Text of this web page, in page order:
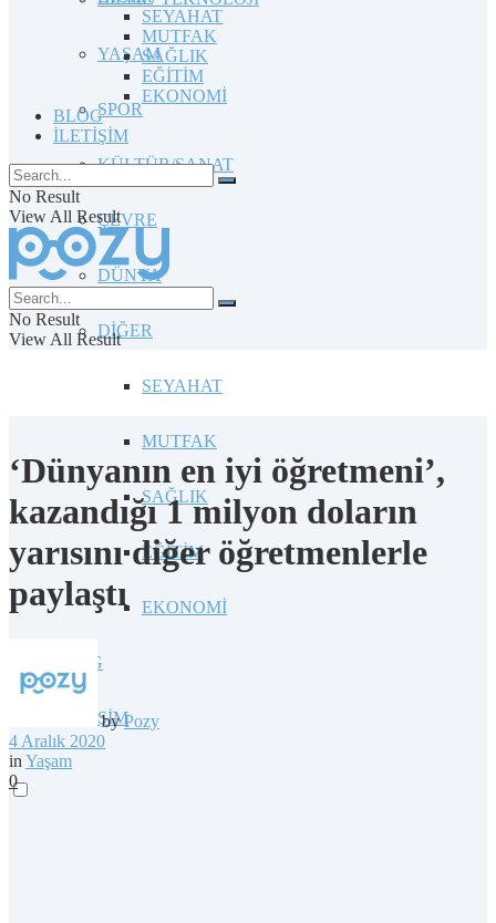
YAŞAM
SPOR
KÜLTÜR/SANAT
ÇEVRE
DÜNYA
DİĞER
SEYAHAT
MUTFAK
SAĞLIK
EĞİTİM
EKONOMİ
BLOG
İLETİŞİM
SEYAHAT
MUTFAK
SAĞLIK
EĞİTİM
EKONOMİ
BLOG
İLETİŞİM
No Result
View All Result
No Result
View All Result
‘Dünyanın en iyi öğretmeni’,
kazandığı 1 milyon doların
yarısını diğer öğretmenlerle
paylaştı
by Pozy
4 Aralık 2020
in Yaşam
0